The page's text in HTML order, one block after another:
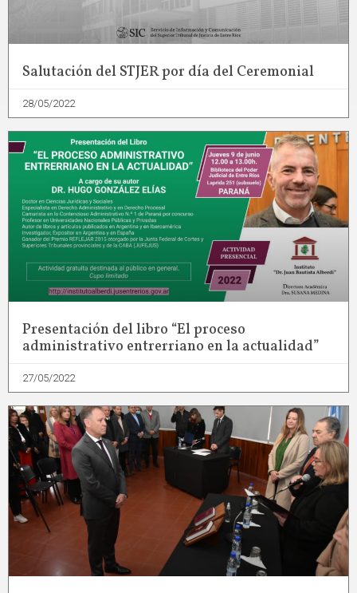
Salutación del STJER por día del Ceremonial
28/05/2022
Presentación del libro “El proceso
administrativo entrerriano en la actualidad”
27/05/2022